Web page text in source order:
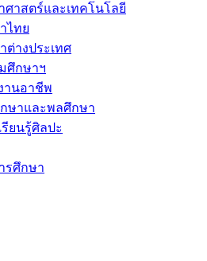
ศาสตร์และเทคโนโลยี
ไทย
ต่างประเทศ
ศึกษาฯ
านอาชีพ
ษาและพลศึกษา
ยนรู้ศิลปะ
รศึกษา